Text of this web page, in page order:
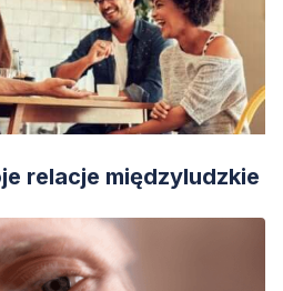
relacje międzyludzkie